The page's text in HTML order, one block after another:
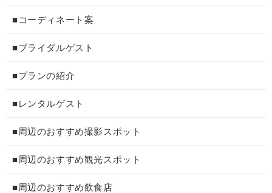
■コーディネート案
■ブライダルゲスト
■プランの紹介
■レンタルゲスト
■周辺のおすすめ撮影スポット
■周辺のおすすめ観光スポット
■周辺のおすすめ飲食店